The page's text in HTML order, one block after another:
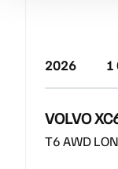
2026 1
VOLVO
T6 AWD